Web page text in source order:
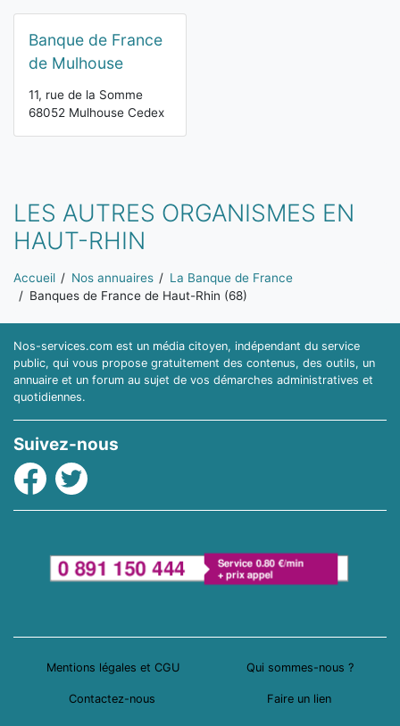
Banque de France
de Mulhouse
11, rue de la Somme
68052 Mulhouse Cedex
LES AUTRES ORGANISMES EN
HAUT-RHIN
Vous êtes ici:
Accueil Nos annuaires
La Banque de France
Banques de France de Haut-Rhin (68)
Nos-services.com est un média citoyen, indépendant du service
public, qui vous propose gratuitement des contenus, des outils, un
annuaire et un forum au sujet de vos démarches administratives et
quotidiennes.
Suivez-nous
Facebook
Twitter
Mentions légales et CGU Qui sommes-nous ?
Contactez-nous Faire un lien